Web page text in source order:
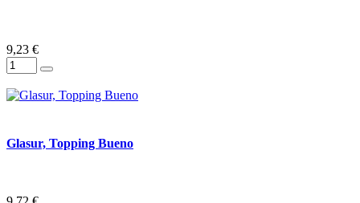
9,23 €
Glasur, Topping Bueno